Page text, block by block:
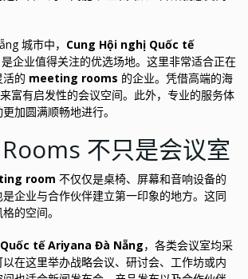
城市中， Cung Hội nghị Quốc tế
是企业值得关注的优选场地。这里非常适合正在
的 meeting rooms 的企业。凭借高端的海
富有启发性的会议空间。此外，专业的服务体
加圆满顺畅地进行。
不只是会议室
room 不仅仅是桌椅、屏幕和音响设备的
企业与合作伙伴建立第一印象的地方。这同
的空间。
tế Ariyana Đà Nẵng，各类会议室均采
在这里举办战略会议、研讨会、工作坊或内